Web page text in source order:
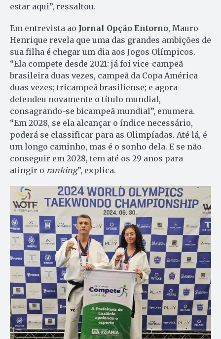
estar aqui”, ressaltou.
Em entrevista ao Jornal Opção Entorno, Mauro
Henrique revela que uma das grandes ambições de
sua filha é chegar um dia aos Jogos Olímpicos.
“Ela compete desde 2021: já foi vice-campeã
brasileira duas vezes, campeã da Copa América
duas vezes; tricampeã brasiliense; e agora
defendeu novamente o título mundial,
consagrando-se bicampeã mundial”, enumera.
“Em 2028, se ela alcançar o índice necessário,
poderá se classificar para as Olimpíadas. Até lá, é
um longo caminho, mas é o sonho dela. E se não
conseguir em 2028, tem até os 29 anos para
atingir o ranking”, explica.